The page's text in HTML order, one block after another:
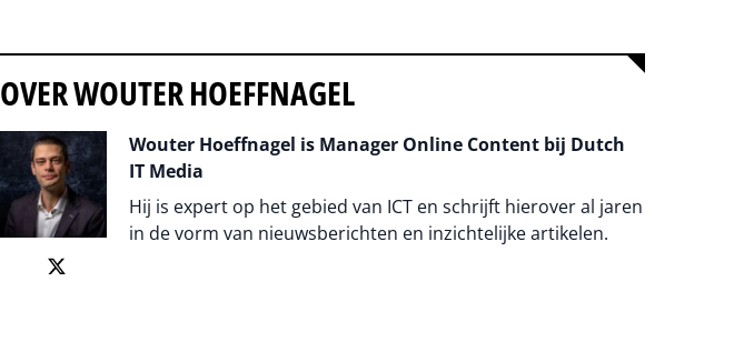
OVER WOUTER HOEFFNAGEL
Wouter Hoeffnagel is Manager Online Content bij Dutch
IT Media
Hij is expert op het gebied van ICT en schrijft hierover al jaren
in de vorm van nieuwsberichten en inzichtelijke artikelen.